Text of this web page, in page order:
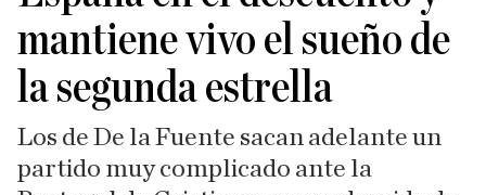
mantiene vivo el sueño de
la segunda estrella
Los de De la Fuente sacan adelante un
partido muy complicado ante la